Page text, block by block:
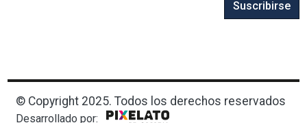
Suscribirse
© Copyright 2025. Todos los derechos reservados
Desarrollado por: